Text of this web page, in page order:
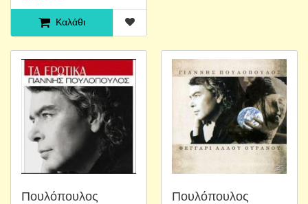
Καλάθι
Πουλόπουλος
Πουλόπουλος